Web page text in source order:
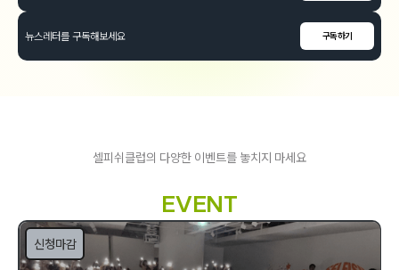
뉴스레터를 구독해보세요 구독하기
셀피쉬클럽의 다양한 이벤트를 놓치지 마세요
EVENT
신청마감